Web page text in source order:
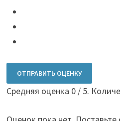
ОТПРАВИТЬ ОЦЕНКУ
Средняя оценка 0/ 5.